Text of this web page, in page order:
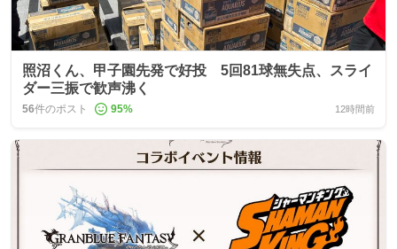
照沼くん、甲子園先発で好投 5回81球無失点、スライ
ダー三振で歓声沸く
56件のポスト 95% 12時間前